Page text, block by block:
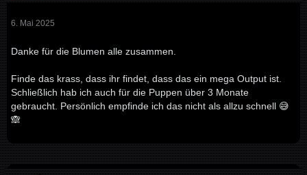
6. Mai 2025
Danke für die Blumen alle zusammen.
Finde das krass, dass ihr findet, dass das ein mega Output ist.
Schließlich hab ich auch für die Puppen über 3 Monate
gebraucht. Persönlich empfinde ich das nicht als allzu schnell 😅
🙈